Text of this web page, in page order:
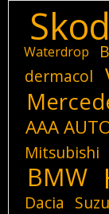
Waterdrop
dermacol
AAA
Mitsubishi
BMW
Dacia